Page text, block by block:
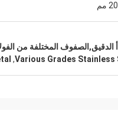
الدقيق,الصفوف المختلفة من
Various Grades Stainless
,